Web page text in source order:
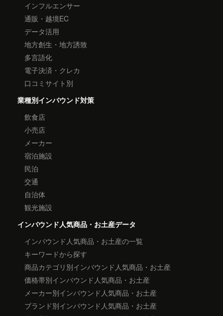
インフルエンサー
通販・越境EC
データ活用
地方創生・地方誘致
多言語化
電子決済・クレカ
口コミサイト別
業種別インバウンド対策
飲食店
小売店
メーカー
宿泊施設
民泊
交通
自治体
観光施設
インバウンド人気商品・お土産データ
インバウンド人気商品・お土産の一覧
キーワードから探す
商品カテゴリ別インバウンド人気商品・お土産
価格帯別インバウンド人気商品・お土産
メーカー別インバウンド人気商品・お土産
ブランド別インバウンド人気商品・お土産